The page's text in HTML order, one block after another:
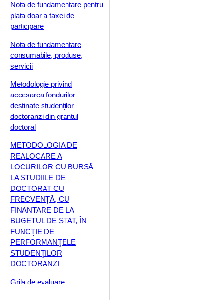
Nota de fundamentare pentru
plata doar a taxei de
participare
Nota de fundamentare
consumabile, produse,
servicii
Metodologie privind
accesarea fondurilor
destinate studenţilor
doctoranzi din grantul
doctoral
METODOLOGIA DE
REALOCARE A
LOCURILOR CU BURSĂ
LA STUDIILE DE
DOCTORAT CU
FRECVENŢĂ, CU
FINANTARE DE LA
BUGETUL DE STAT, ÎN
FUNCŢIE DE
PERFORMANŢELE
STUDENŢILOR
DOCTORANZI
Grila de evaluare